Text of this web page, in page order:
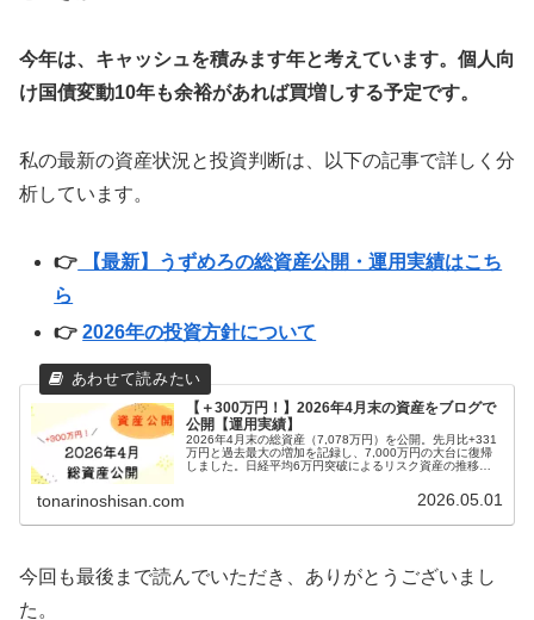
今年は、キャッシュを積みます年と考えています。個人向
け国債変動10年も余裕があれば買増しする予定です。
私の最新の資産状況と投資判断は、以下の記事で詳しく分
析しています。
👉 【最新】うずめろの総資産公開・運用実績はこち
ら
👉2026年の投資方針について
【＋300万円！】2026年4月末の資産をブログで
公開【運用実績】
2026年4月末の総資産（7,078万円）を公開。先月比+331
万円と過去最大の増加を記録し、7,000万円の大台に復帰
しました。日経平均6万円突破によるリスク資産の推移、
す。激しい値動きの中でも長期投資を継続するためのメン
tonarinoshisan.com 2026.05.01
今回も最後まで読んでいただき、ありがとうございまし
た。